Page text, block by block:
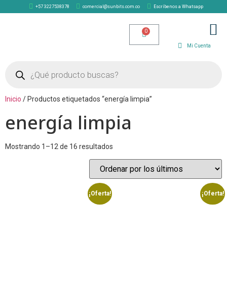
+57 3227538378 comercial@sunbits.com.co Escríbenos a Whatsapp
Mi Cuenta
Inicio / Productos etiquetados “energía limpia”
energía limpia
Mostrando 1–12 de 16 resultados
¡Oferta! ¡Oferta!